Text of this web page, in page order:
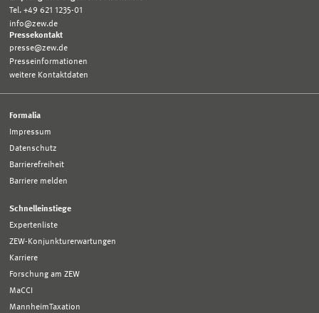
Tel. +49 621 1235-01
info@zew.de
Pressekontakt
presse@zew.de
Presseinformationen
weitere Kontaktdaten
Formalia
Impressum
Datenschutz
Barrierefreiheit
Barriere melden
Schnelleinstiege
Expertenliste
ZEW-Konjunkturerwartungen
Karriere
Forschung am ZEW
MaCCI
MannheimTaxation